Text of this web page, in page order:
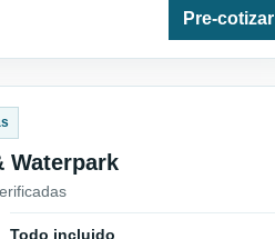
Pre-cotizar
Waterpark
Todo incluido